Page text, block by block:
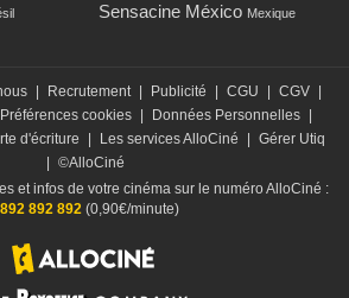
Sensacine México Mexique
Recrutement Publicité CGU CGV
Préférences cookies Données Personnelles
d'écriture Les services AlloCiné
Gérer Utiq
©AlloCiné
et infos de votre cinéma sur le numéro AlloCiné :
892 892(0,90€/minute)